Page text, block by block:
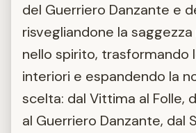
del Guerriero Danzante e
risvegliandone la
nello spirito, trasformando
interiori e espandendo la
scelta: dal Vittima al Folle,
al Guerriero Danzante, dal